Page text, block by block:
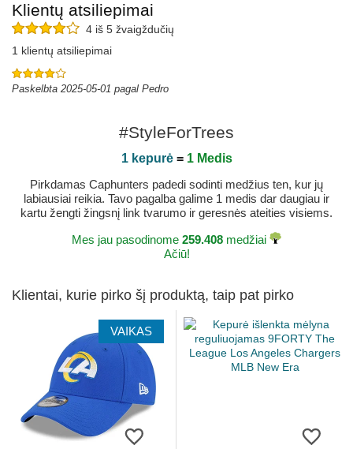
Klientų atsiliepimai
4 iš 5 žvaigždučių
1 klientų atsiliepimai
Paskelbta 2025-05-01 pagal Pedro
#StyleForTrees
1 kepurė= 1 Medis
Pirkdamas Caphunters padedi sodinti medžius ten, kur jų
labiausiai reikia. Tavo pagalba galime 1 medis dar daugiau ir
kartu žengti žingsnį link tvarumo ir geresnės ateities visiems.
Mes jau pasodinome 259.408 medžiai
Ačiū!
Klientai, kurie pirko šį produktą, taip pat pirko
VAIKAS